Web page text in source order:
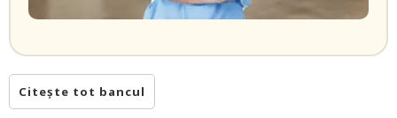
Citește tot bancul